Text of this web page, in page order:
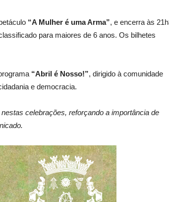
“A Mulher é uma Arma”, e encerra às
para maiores de 6 anos. Os bilhetes
“Abril é Nosso!”, dirigido à comunidade
e democracia.
celebrações, reforçando a importância de